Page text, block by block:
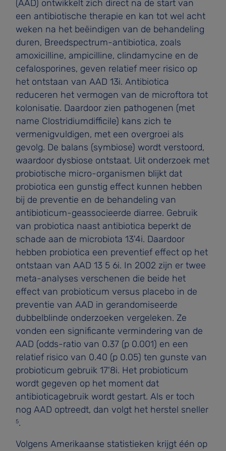
(AAD) ontwikkelt zich direct na de start van
een antibiotische therapie en kan tot wel acht
weken na het beëindigen van de behandeling
duren, Breedspectrum-antibiotica, zoals
amoxicilline, ampicilline, clindamycine en de
cefalosporines, geven relatief meer risico op
het ontstaan van AAD 13i. Antibiotica
reduceren het vermogen van de microftora tot
kolonisatie. Daardoor zien pathogenen (met
name Clostridiumdifficile) kans zich te
vermenigvuldigen, met een overgroei als
gevolg. De balans (symbiose) wordt verstoord,
waardoor dysbiose ontstaat. Uit onderzoek met
probiotische micro-organismen blijkt dat
probiotica een gunstig effect kunnen hebben
bij de preventie en de behandeling van
antibioticum-geassocieerde diarree. Gebruik
van probiotica naast antibiotica beperkt de
schade aan de microbiota 13'4i. Daardoor
hebben probiotica een preventief effect op het
ontstaan van AAD 13 5 6i. In 2002 zijn er twee
meta-analyses verschenen die beide het
effect van probioticum versus placebo in de
preventie van AAD in gerandomiseerde
dubbelblinde onderzoeken vergeleken. Ze
vonden een significante vermindering van de
AAD (odds-ratio van 0.37 (p 0.001) en een
relatief risico van 0.40 (p 0.05) ten gunste van
probioticum gebruik 17'8i. Het probioticum
wordt gegeven op het moment dat
antibioticagebruik wordt gestart. Als er toch
nog AAD optreedt, dan volgt het herstel sneller
5.
Volgens Amerikaanse statistieken krijgt één op